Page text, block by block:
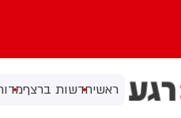
ראשיחדשות ברצף